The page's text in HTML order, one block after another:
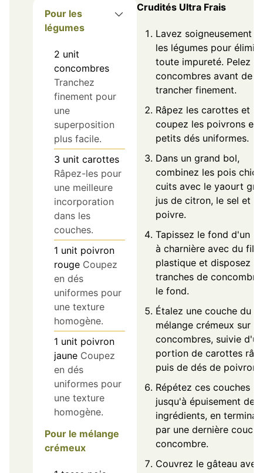
Pour les
légumes
2 unit
concombres
Tranchez
finement pour
une
superposition
plus facile.
3 unit carottes
Râpez-les pour
une meilleure
incorporation
dans les
couches.
1 unit poivron
rouge Coupez
en dés
uniformes pour
une texture
homogène.
1 unit poivron
jaune Coupez
en dés
uniformes pour
une texture
homogène.
Pour le mélange
crémeux
Crudités Ultra Frais
Lavez soigneusement
les légumes pour
toute impureté. Pelez
concombres avant de
trancher finement.
Râpez les carottes et
coupez les poivrons en
petits dés uniformes.
Dans un grand bol,
combinez les pois
cuits avec le yaourt
jus de citron, le sel et le
poivre.
Tapissez le fond d'un
à charnière avec du film
plastique et disposez
tranches de
le fond.
Étalez une couche du
mélange crémeux sur
concombres, suivie
portion de carottes
puis de dés de poivron.
Répétez ces couches
jusqu'à épuisement des
ingrédients, en
par une dernière
concombre.
Couvrez le gâteau